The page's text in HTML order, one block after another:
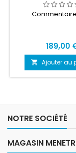
Prix
189,00
 Ajouter au
NOTRE SOCIÉTÉ
MAGASIN